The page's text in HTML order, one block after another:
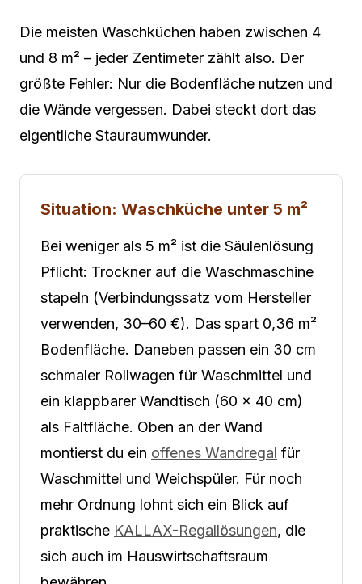
Die meisten Waschküchen haben zwischen 4
und 8 m² – jeder Zentimeter zählt also. Der
größte Fehler: Nur die Bodenfläche nutzen und
die Wände vergessen. Dabei steckt dort das
eigentliche Stauraumwunder.
Situation: Waschküche unter 5 m²
Bei weniger als 5 m² ist die Säulenlösung
Pflicht: Trockner auf die Waschmaschine
stapeln (Verbindungssatz vom Hersteller
verwenden, 30–60 €). Das spart 0,36 m²
Bodenfläche. Daneben passen ein 30 cm
schmaler Rollwagen für Waschmittel und
ein klappbarer Wandtisch (60 × 40 cm)
als Faltfläche. Oben an der Wand
montierst du ein offenes Wandregal für
Waschmittel und Weichspüler. Für noch
mehr Ordnung lohnt sich ein Blick auf
praktische KALLAX-Regallösungen, die
sich auch im Hauswirtschaftsraum